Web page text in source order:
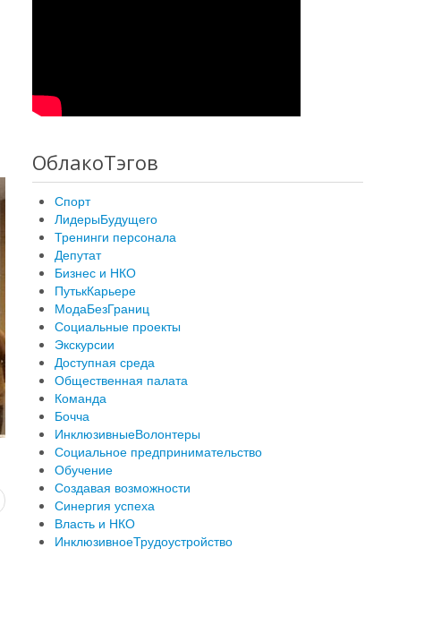
ОблакоТэгов
Спорт
ЛидерыБудущего
Тренинги персонала
Депутат
Бизнес и НКО
ПутькКарьере
МодаБезГраниц
Социальные проекты
Экскурсии
Доступная среда
Общественная палата
Команда
Бочча
ИнклюзивныеВолонтеры
Социальное предпринимательство
Обучение
Создавая возможности
Синергия успеха
Власть и НКО
ИнклюзивноеТрудоустройство